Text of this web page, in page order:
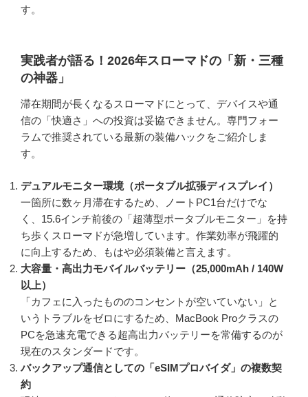
す。
実践者が語る！2026年スローマドの「新・三種
の神器」
滞在期間が長くなるスローマドにとって、デバイスや通
信の「快適さ」への投資は妥協できません。専門フォー
ラムで推奨されている最新の装備ハックをご紹介しま
す。
デュアルモニター環境（ポータブル拡張ディスプレイ）
一箇所に数ヶ月滞在するため、ノートPC1台だけでな
く、15.6インチ前後の「超薄型ポータブルモニター」を持
ち歩くスローマドが急増しています。作業効率が飛躍的
に向上するため、もはや必須装備と言えます。
大容量・高出力モバイルバッテリー（25,000mAh / 140W
以上）
「カフェに入ったもののコンセントが空いていない」と
いうトラブルをゼロにするため、MacBook Proクラスの
PCを急速充電できる超高出力バッテリーを常備するのが
現在のスタンダードです。
バックアップ通信としての「eSIMプロバイダ」の複数契
約